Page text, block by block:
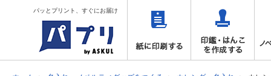
パッとプリント、すぐにお届け